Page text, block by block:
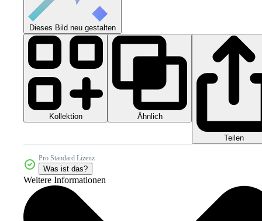
Dieses Bild neu gestalten
Kollektion Ähnlich
Teilen
Pro Standard Lizenz
Was ist das?
Weitere Informationen